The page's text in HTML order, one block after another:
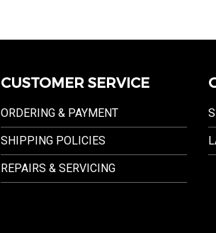
CUSTOMER SERVICE
ORDERING & PAYMENT
SHIPPING POLICIES
REPAIRS & SERVICING